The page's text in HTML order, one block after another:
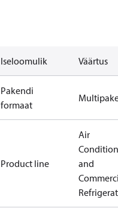
Iseloomulik Väärtus
Pakendi
formaat
Product line
Air
and